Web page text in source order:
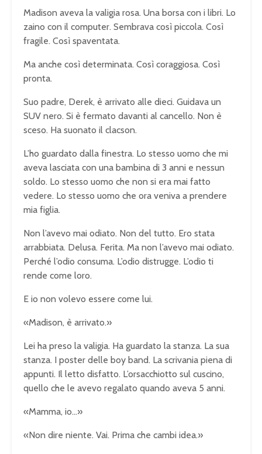
Madison aveva la valigia rosa. Una borsa con i libri. Lo
zaino con il computer. Sembrava così piccola. Così
fragile. Così spaventata.
Ma anche così determinata. Così coraggiosa. Così
pronta.
Suo padre, Derek, è arrivato alle dieci. Guidava un
SUV nero. Si è fermato davanti al cancello. Non è
sceso. Ha suonato il clacson.
L’ho guardato dalla finestra. Lo stesso uomo che mi
aveva lasciata con una bambina di 3 anni e nessun
soldo. Lo stesso uomo che non si era mai fatto
vedere. Lo stesso uomo che ora veniva a prendere
mia figlia.
Non l’avevo mai odiato. Non del tutto. Ero stata
arrabbiata. Delusa. Ferita. Ma non l’avevo mai odiato.
Perché l’odio consuma. L’odio distrugge. L’odio ti
rende come loro.
E io non volevo essere come lui.
«Madison, è arrivato.»
Lei ha preso la valigia. Ha guardato la stanza. La sua
stanza. I poster delle boy band. La scrivania piena di
appunti. Il letto disfatto. L’orsacchiotto sul cuscino,
quello che le avevo regalato quando aveva 5 anni.
«Mamma, io…»
«Non dire niente. Vai. Prima che cambi idea.»